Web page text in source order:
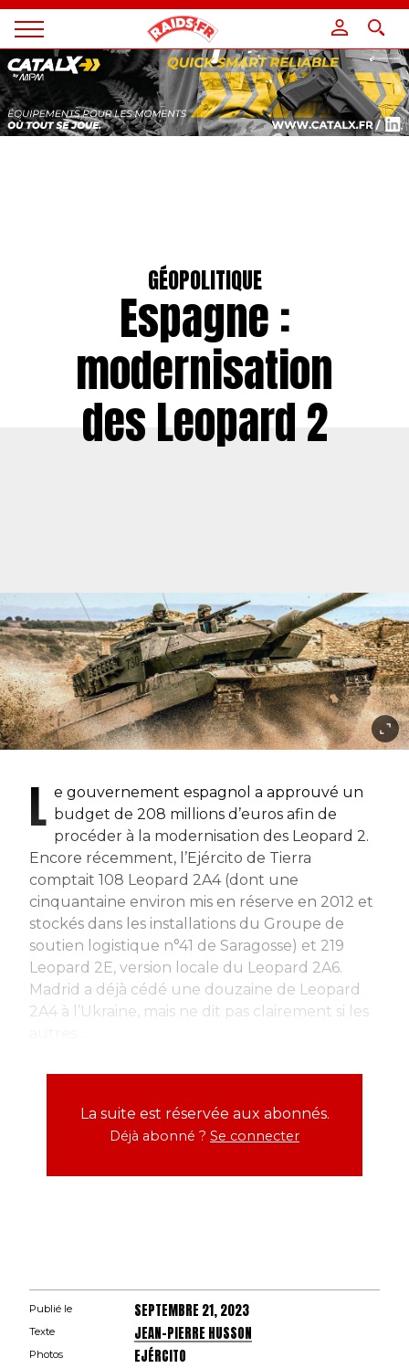
Magazine
Raids
GÉOPOLITIQUE
Espagne :
modernisation
des Leopard 2
L e gouvernement espagnol a approuvé un
budget de 208 millions d’euros afin de
procéder à la modernisation des Leopard 2.
Encore récemment, l’Ejército de Tierra
comptait 108 Leopard 2A4 (dont une
cinquantaine environ mis en réserve en 2012 et
stockés dans les installations du Groupe de
soutien logistique n°41 de Saragosse) et 219
Leopard 2E, version locale du Leopard 2A6.
Madrid a déjà cédé une douzaine de Leopard
2A4 à l’Ukraine, mais ne dit pas clairement si les
La suite est réservée aux abonnés.
Déjà abonné ? Se connecter
Publié le SEPTEMBRE 21, 2023
Texte JEAN-PIERRE HUSSON
Photos EJÉRCITO
Panneau de gestion des cookies